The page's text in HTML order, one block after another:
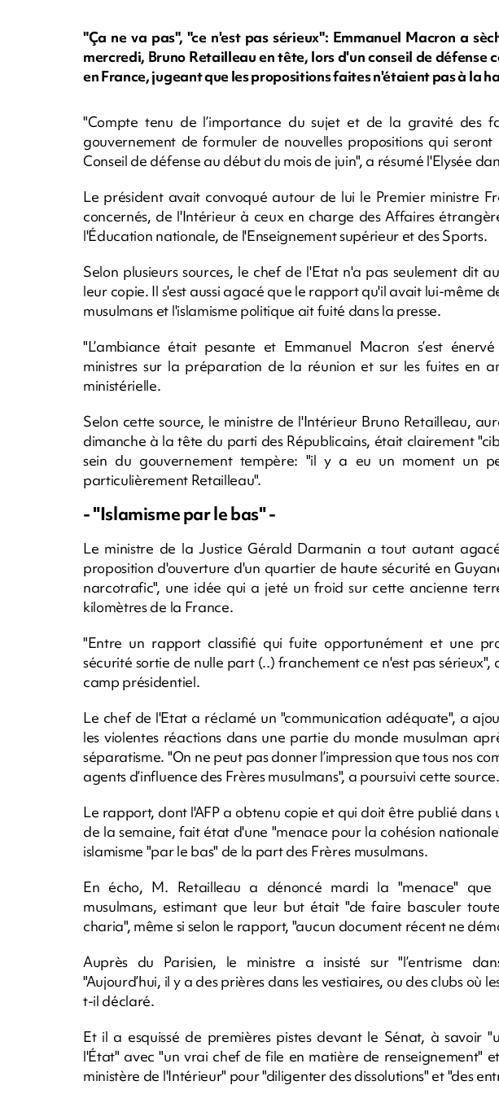
"Ça ne va pas", "ce n'est pas sérieux": Emmanuel Macron a
mercredi, Bruno Retailleau en tête, lors d'un conseil de défense
en France, jugeant que les propositions faites n'étaient pas à la
"Compte tenu de l’importance du sujet et de la gravité des
gouvernement de formuler de nouvelles propositions qui seront
Conseil de défense au début du mois de juin", a résumé l'Elysée
Le président avait convoqué autour de lui le Premier ministre
concernés, de l'Intérieur à ceux en charge des Affaires
l'Éducation nationale, de l'Enseignement supérieur et des Sports.
Selon plusieurs sources, le chef de l'Etat n'a pas seulement dit
leur copie. Il s'est aussi agacé que le rapport qu'il avait lui-même
musulmans et l'islamisme politique ait fuité dans la presse.
"L’ambiance était pesante et Emmanuel Macron s’est
ministres sur la préparation de la réunion et sur les fuites en
ministérielle.
Selon cette source, le ministre de l'Intérieur Bruno Retailleau,
dimanche à la tête du parti des Républicains, était clairement
sein du gouvernement tempère: "il y a eu un moment un
particulièrement Retailleau".
- "Islamisme par le bas" -
Le ministre de la Justice Gérald Darmanin a tout autant
proposition d'ouverture d'un quartier de haute sécurité en
narcotrafic", une idée qui a jeté un froid sur cette ancienne
kilomètres de la France.
"Entre un rapport classifié qui fuite opportunément et une
sécurité sortie de nulle part (..) franchement ce n'est pas sérieux",
camp présidentiel.
Le chef de l'Etat a réclamé un "communication adéquate", a
les violentes réactions dans une partie du monde musulman
séparatisme. "On ne peut pas donner l’impression que tous nos
agents d’influence des Frères musulmans", a poursuivi cette source.
Le rapport, dont l'AFP a obtenu copie et qui doit être publié dans
de la semaine, fait état d'une "menace pour la cohésion
islamisme "par le bas" de la part des Frères musulmans.
En écho, M. Retailleau a dénoncé mardi la "menace" que
musulmans, estimant que leur but était "de faire basculer
charia", même si selon le rapport, "aucun document récent ne
Auprès du Parisien, le ministre a insisté sur "l’entrisme
"Aujourd’hui, il y a des prières dans les vestiaires, ou des clubs où
t-il déclaré.
Et il a esquissé de premières pistes devant le Sénat, à savoir
l'État" avec "un vrai chef de file en matière de renseignement"
ministère de l'Intérieur" pour "diligenter des dissolutions" et "des